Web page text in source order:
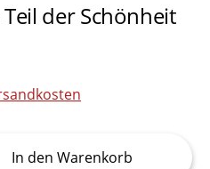
der Schönheit
den gewünschten
In den Warenkorb